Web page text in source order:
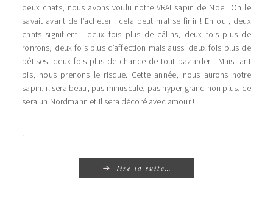
deux chats, nous avons voulu notre VRAI sapin de Noël. On le
savait avant de l’acheter : cela peut mal se finir ! Eh oui, deux
chats signifient : deux fois plus de câlins, deux fois plus de
ronrons, deux fois plus d’affection mais aussi deux fois plus de
bêtises, deux fois plus de chance de tout bazarder ! Mais tant
pis, nous prenons le risque. Cette année, nous aurons notre
sapin, il sera beau, pas minuscule, pas hyper grand non plus, ce
sera un Nordmann et il sera décoré avec amour !
…
lire la suite…